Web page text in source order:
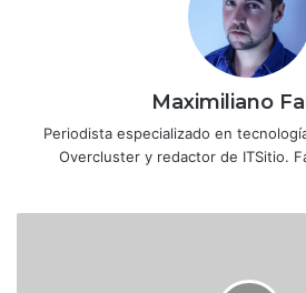
Maximiliano
Periodista especializado en
Overcluster y redactor de ITSitio.